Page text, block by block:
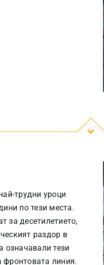
трудни уроци
по тези места.
за десетилетието,
раздор в
означавали тези
фронтовата линия.